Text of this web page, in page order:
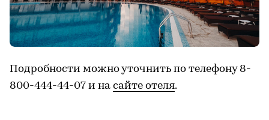
Подробности можно уточнить по телефону 8-
800-444-44-07 и на сайте отеля.